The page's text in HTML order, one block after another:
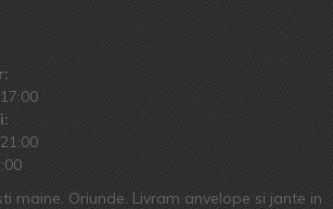
maine. Oriunde. Livram anvelope si jante in